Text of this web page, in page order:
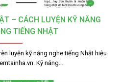
– CÁCH LUYỆN KỸ NĂNG
TIẾNG NHẬT
luyện kỹ năng nghe tiếng Nhật hiệu
Kỹ năng…